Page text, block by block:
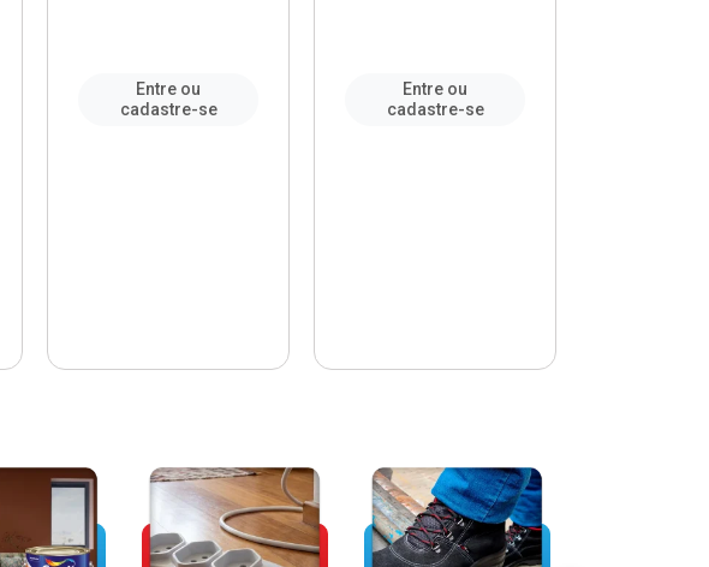
Entre ou
cadastre-se
Entre ou
cadastre-se